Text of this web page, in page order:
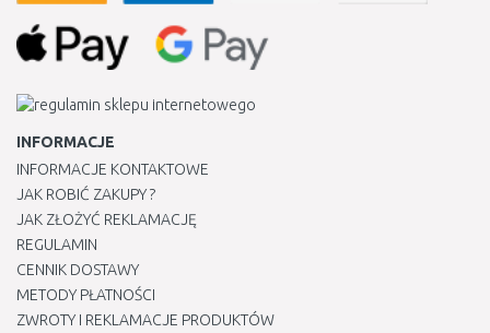
INFORMACJE
INFORMACJE KONTAKTOWE
JAK ROBIĆ ZAKUPY ?
JAK ZŁOŻYĆ REKLAMACJĘ
REGULAMIN
CENNIK DOSTAWY
METODY PŁATNOŚCI
ZWROTY I REKLAMACJE PRODUKTÓW